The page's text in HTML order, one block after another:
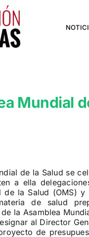
Mundial
de la Salud se
a ella
de la Salud (OMS)
de salud
la Asamblea
al Director
de